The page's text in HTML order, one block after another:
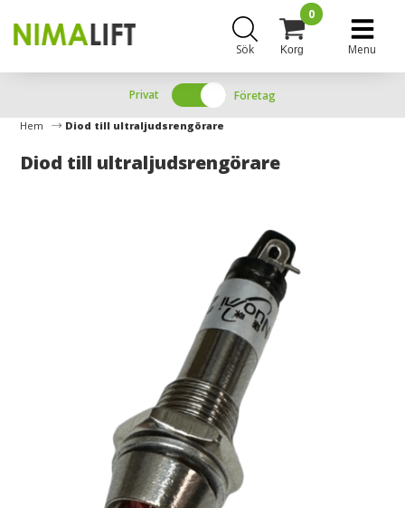
Sök Korg
0
Menu
Privat Företag
Hem Diod till ultraljudsrengörare
Diod till ultraljudsrengörare